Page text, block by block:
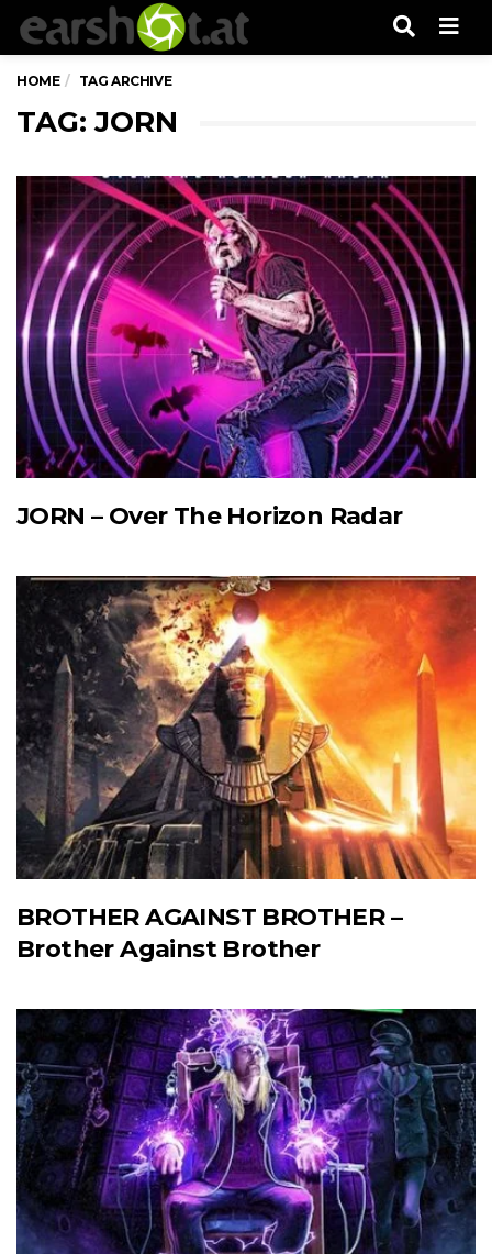
HOME TAG ARCHIVE
TAG: JORN
JORN – Over The Horizon Radar
BROTHER AGAINST BROTHER –
Brother Against Brother